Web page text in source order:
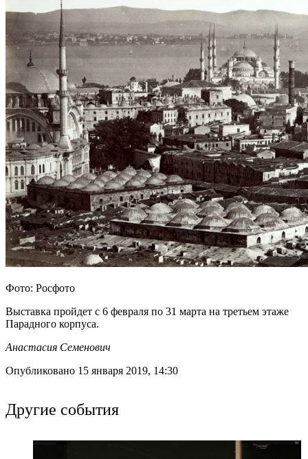
Фото: Росфото
Выставка пройдет с 6 февраля по 31 марта на третьем этаже
Парадного корпуса.
Анастасия Семенович
Опубликовано 15 января 2019, 14:30
Другие события